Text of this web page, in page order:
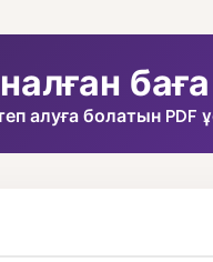
алуға болатын